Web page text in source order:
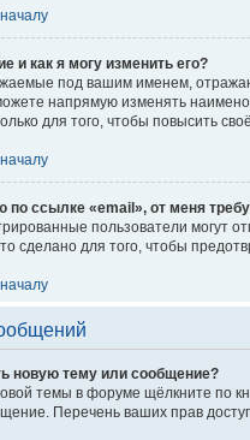
и как я могу изменить его?
под вашим именем,
напрямую изменять
для того, чтобы повысить
по ссылке «email», от меня
пользователи могут
сделано для того, чтобы
новую тему или сообщение?
темы в форуме щёлкните по
Перечень ваших прав